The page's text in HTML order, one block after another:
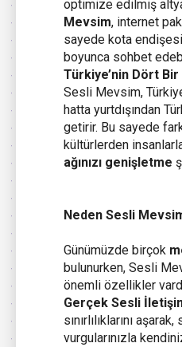
optimize edilmiş
Mevsim, internet
sayede kota
boyunca sohbet
Türkiye’nin Dört Bir
Sesli Mevsim,
hatta yurtdışından
getirir. Bu sayede
kültürlerden
ağınızı genişletme
Neden Sesli
Günümüzde birçok
bulunurken, Sesli
önemli özellikler
Gerçek Sesli
sınırlılıklarını
vurgularınızla